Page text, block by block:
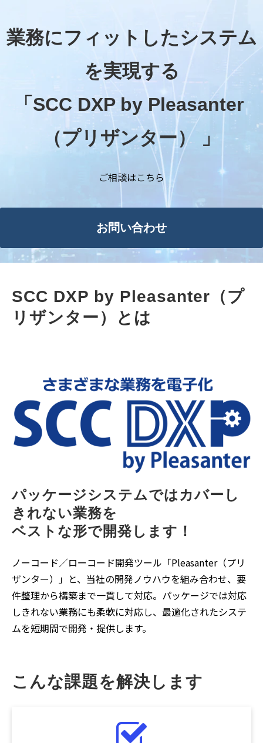
業務にフィットしたシステム
を実現する
「SCC DXP by Pleasanter
（プリザンター） 」
ご相談はこちら
お問い合わせ
SCC DXP by Pleasanter（プ
リザンター）とは
パッケージシステムではカバーし
きれない業務を
ベストな形で開発します！
ノーコード／ローコード開発ツール「Pleasanter（プリ
ザンター）」と、当社の開発ノウハウを組み合わせ、要
件整理から構築まで一貫して対応。パッケージでは対応
しきれない業務にも柔軟に対応し、最適化されたシステ
ムを短期間で開発・提供します。
こんな課題を解決します